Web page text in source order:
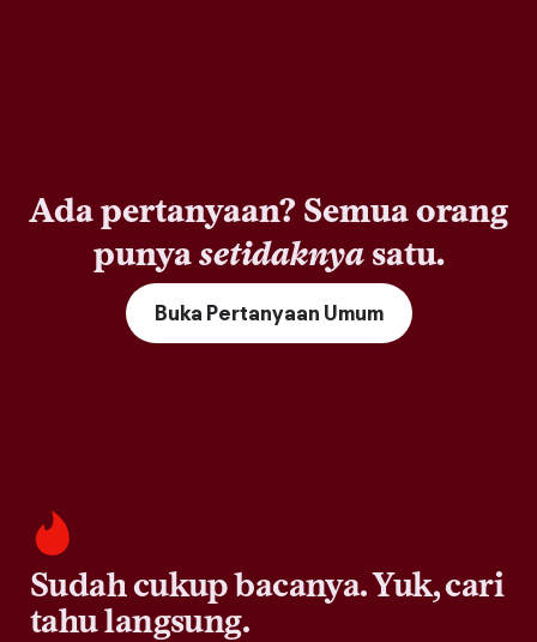
Ada pertanyaan? Semua orang
punyasetidaknyasatu.
Buka Pertanyaan Umum
Sudah cukup bacanya. Yuk, cari
tahu langsung.